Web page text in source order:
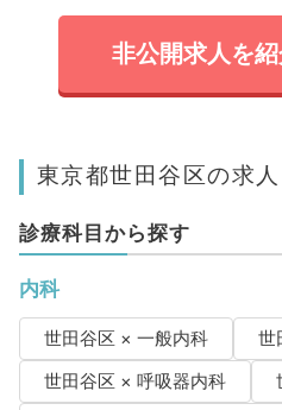
非公開求人を
東京都世田谷区の求
診療科目から探す
内科
世田谷区 × 一般内科
世
世田谷区 × 呼吸器内科